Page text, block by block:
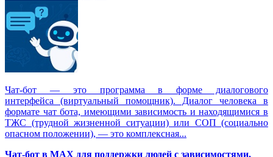
Чат-бот — это программа в форме диалогового
интерфейса (виртуальный помощник). Диалог человека в
формате чат бота, имеющими зависимость и находящимися в
ТЖС (трудной жизненной ситуации) или СОП (социально
опасном положении), — это комплексная...
Чат-бот в MAX для поддержки людей с зависимостями,